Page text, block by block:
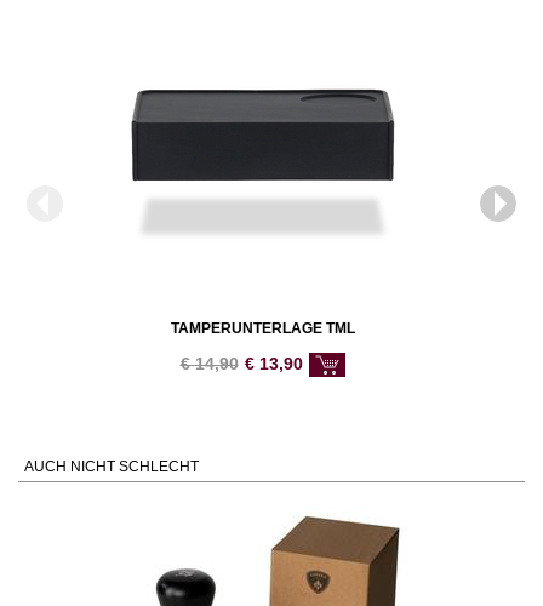
TAMPERUNTERLAGE TML
€14,90 € 13,90
AUCH NICHT SCHLECHT